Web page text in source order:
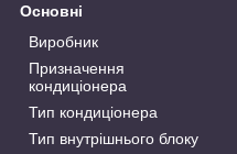
Основні
Виробник
Призначення
кондиціонера
Тип кондиціонера
Тип внутрішнього блоку